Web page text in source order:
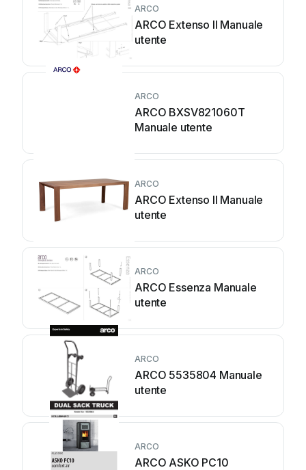
ARCO
ARCO Extenso ll Manuale
utente
ARCO
ARCO BXSV821060T
Manuale utente
ARCO
ARCO Extenso II Manuale
utente
ARCO
ARCO Essenza Manuale
utente
ARCO
ARCO 5535804 Manuale
utente
ARCO
ARCO ASKO PC10